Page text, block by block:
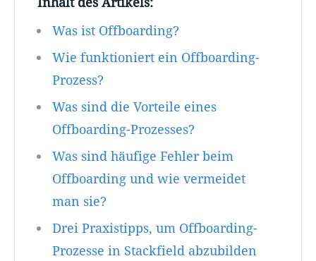
Was ist Offboarding?
Wie funktioniert ein Offboarding-
Prozess?
Was sind die Vorteile eines
Offboarding-Prozesses?
Was sind häufige Fehler beim
Offboarding und wie vermeidet
man sie?
Drei Praxistipps, um Offboarding-
Prozesse in Stackfield abzubilden